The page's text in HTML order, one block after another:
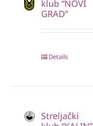
klub “NOVI
GRAD”
Details
Streljački